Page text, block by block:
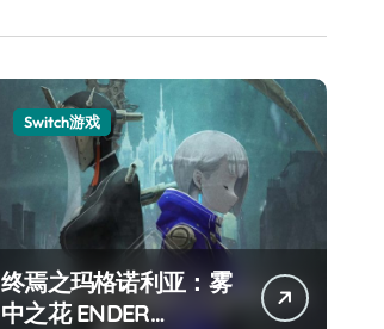
Switch游戏
终焉之玛格诺利亚：雾
中之花 ENDER